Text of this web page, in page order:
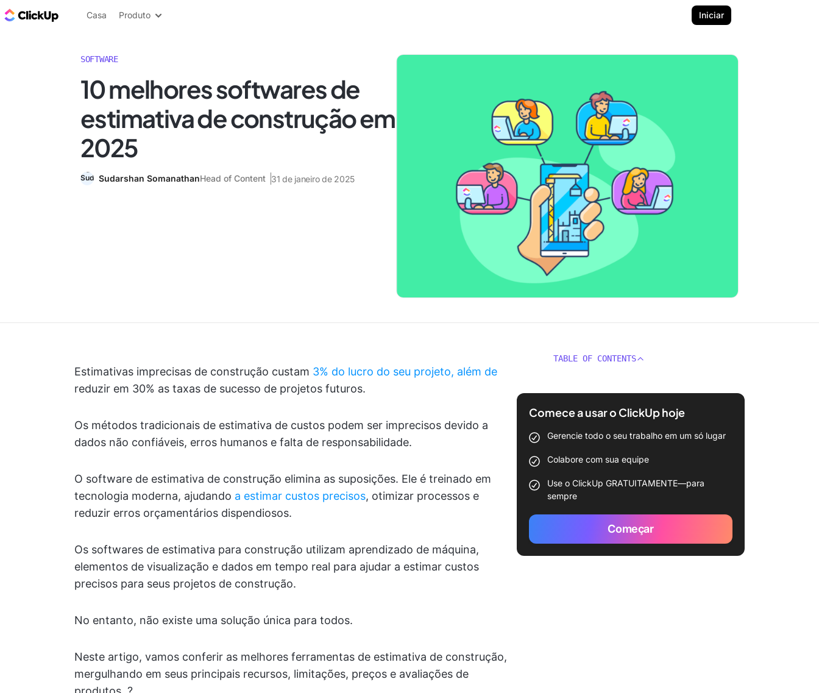
ClickUp Blogue
Casa Produto Iniciar
SOFTWARE
10 melhores softwares de
estimativa de construção em
2025
Sudarshan SomanathanHead of Content 31 de janeiro de 2025
Estimativas imprecisas de construção custam 3% do lucro do seu projeto, além de
reduzir em 30% as taxas de sucesso de projetos futuros.
Os métodos tradicionais de estimativa de custos podem ser imprecisos devido a
dados não confiáveis, erros humanos e falta de responsabilidade.
O software de estimativa de construção elimina as suposições. Ele é treinado em
tecnologia moderna, ajudando a estimar custos precisos, otimizar processos e
reduzir erros orçamentários dispendiosos.
Os softwares de estimativa para construção utilizam aprendizado de máquina,
elementos de visualização e dados em tempo real para ajudar a estimar custos
precisos para seus projetos de construção.
No entanto, não existe uma solução única para todos.
Neste artigo, vamos conferir as melhores ferramentas de estimativa de construção,
mergulhando em seus principais recursos, limitações, preços e avaliações de
TABLE OF CONTENTS
Comece a usar o ClickUp hoje
Gerencie todo o seu trabalho em um só lugar
Colabore com sua equipe
Use o ClickUp GRATUITAMENTE—para
sempre
Começar